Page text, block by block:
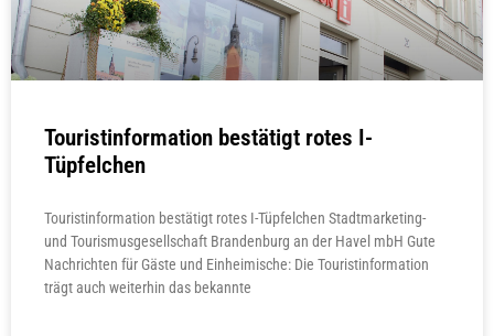
Touristinformation bestätigt rotes I-
Tüpfelchen
Touristinformation bestätigt rotes I-Tüpfelchen Stadtmarketing-
und Tourismusgesellschaft Brandenburg an der Havel mbH Gute
Nachrichten für Gäste und Einheimische: Die Touristinformation
trägt auch weiterhin das bekannte